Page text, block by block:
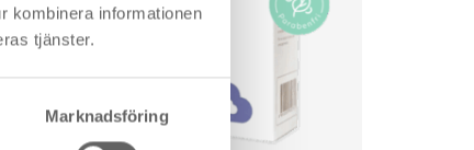
kombinera informationen
tjänster.
Marknadsföring